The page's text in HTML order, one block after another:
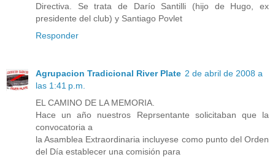
Directiva. Se trata de Darío Santilli (hijo de Hugo, ex
presidente del club) y Santiago Povlet
Responder
Agrupacion Tradicional River Plate 2 de abril de 2008 a
las 1:41 p.m.
EL CAMINO DE LA MEMORIA.
Hace un año nuestros Reprsentante solicitaban que la
convocatoria a
la Asamblea Extraordinaria incluyese como punto del Orden
del Día establecer una comisión para